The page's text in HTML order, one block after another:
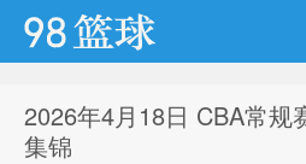
98篮球网
2026年4月18日 CBA常规
集锦